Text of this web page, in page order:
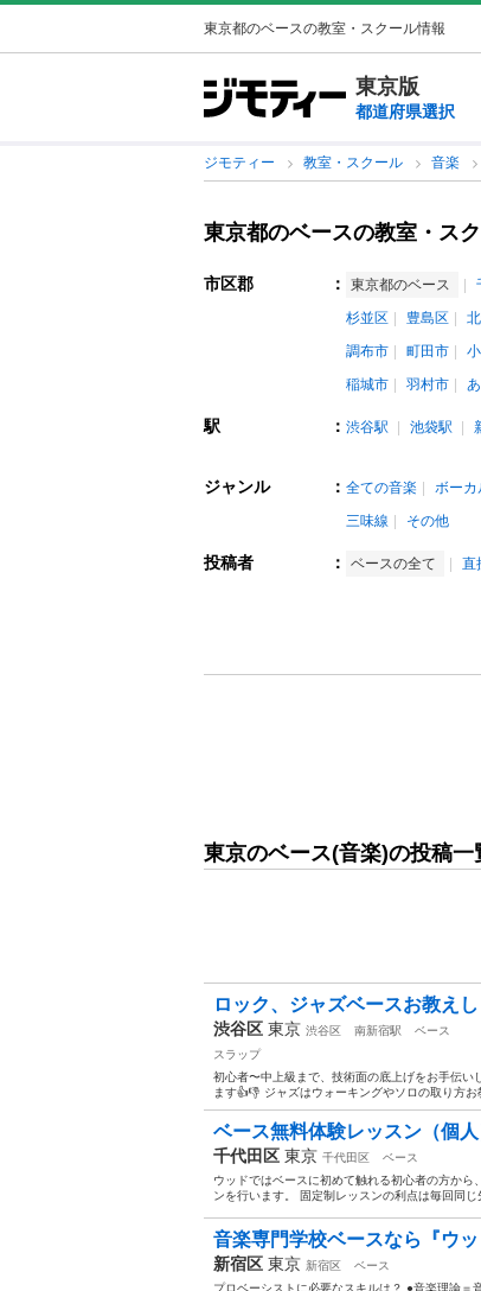
東京都のベースの教室・スクール情報
東京版
都道府県選択
ジモティー 教室・スクール 音楽
東京都のベースの教室・ス
市区郡 ： 東京都のベース
杉並区
豊島区
調布市
町田市
稲城市
羽村市
駅 ： 渋谷駅 池袋駅
ジャンル ： 全ての音楽 ボーカ
三味線
その他
投稿者 ： ベースの全て 直
東京のベース(音楽)の投稿一
ロック、ジャズベースお教え
渋谷区 東京 渋谷区 南新宿駅
ベース
スラップ
初心者〜中上級まで、技術面の底上げをお手伝い
ます👍👎 ジャズはウォーキングやソロの取り方
ベース無料体験レッスン（個人
千代田区 東京 千代田区
ベース
ウッドではベースに初めて触れる初心者の方か
ンを行います。 固定制レッスンの利点は毎回同
音楽専門学校ベースなら『ウ
新宿区 東京 新宿区
ベース
プロベーシストに必要なスキルは？ ●音楽理論＝